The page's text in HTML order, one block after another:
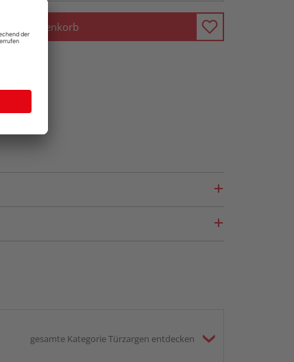
In den Warenkorb
gesamte Kategorie Türzargen entdecken